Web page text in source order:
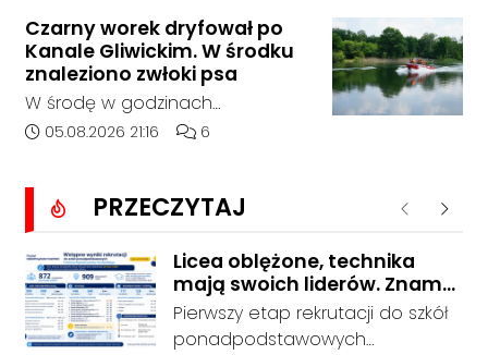
14:30 na drodze wojewódzkiej nr
408 pomiędzy Starym Koźlem a
Bierawą.
Czarny worek dryfował po
Kanale Gliwickim. W środku
znaleziono zwłoki psa
W środę w godzinach
popołudniowych służby zostały
Gliwicki po zgłoszeniu od
zaniepokojonego świadka.
Osoba zgłaszająca zauważyła
unoszący się na wodzie czarny
worek, którego zawartość
wzbudziła jej niepokój.
Data dodania artykułu:
05.08.2026 21:16 Liczba komentarzy artykułu:
6
PRZECZYTAJ Poprzednie
Licea oblężone, technika
mają swoich liderów. Znamy
wstępne wyniki rekrutacji do
szkół w powiecie
Pierwszy etap rekrutacji do szkół
ponadpodstawowych